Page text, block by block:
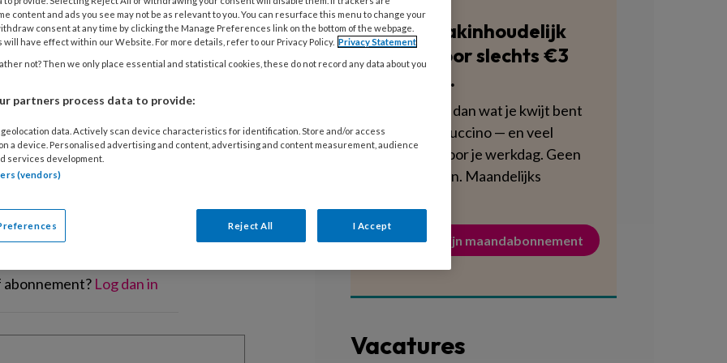
Alblasserdam is een campagne
te werven die als
buitenschoolse opvang.
lezen?
lees 2 artikelen gratis per maand
Log dan in
Blijf vakinhoudelijk
scherp voor slechts €3
per week.
Dat is minder dan wat je kwijt bent
aan een cappuccino — en veel
voedzamer voor je werkdag. Geen
verplichtingen. Maandelijks
Activeer mijn maandabonnement
Vacatures
content and ads you see may not be as relevant to you. You can resurface this menu to change your
consent at any time by clicking the Manage Preferences link on the bottom of the webpage.
will have effect within our Website. For more details, refer to our Privacy Policy. Privacy Statement
not? Then we only place essential and statistical cookies, these do not record any data about you
partners process data to provide:
data. Actively scan device characteristics for identification. Store and/or access
a device. Personalised advertising and content, advertising and content measurement, audience
services development.
(vendors)
Reject All I Accept